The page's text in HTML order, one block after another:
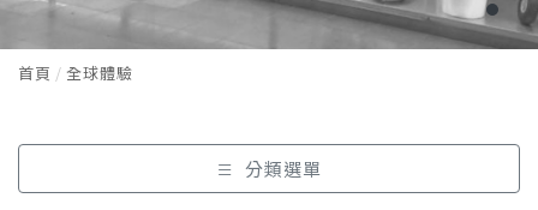
首頁 全球體驗
分類選單